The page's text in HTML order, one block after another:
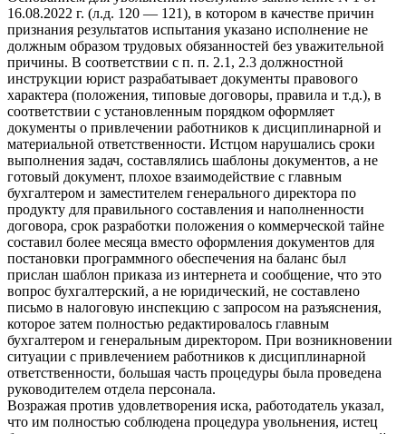
16.08.2022 г. (л.д. 120 — 121), в котором в качестве причин
признания результатов испытания указано исполнение не
должным образом трудовых обязанностей без уважительной
причины. В соответствии с п. п. 2.1, 2.3 должностной
инструкции юрист разрабатывает документы правового
характера (положения, типовые договоры, правила и т.д.), в
соответствии с установленным порядком оформляет
документы о привлечении работников к дисциплинарной и
материальной ответственности. Истцом нарушались сроки
выполнения задач, составлялись шаблоны документов, а не
готовый документ, плохое взаимодействие с главным
бухгалтером и заместителем генерального директора по
продукту для правильного составления и наполненности
договора, срок разработки положения о коммерческой тайне
составил более месяца вместо оформления документов для
постановки программного обеспечения на баланс был
прислан шаблон приказа из интернета и сообщение, что это
вопрос бухгалтерский, а не юридический, не составлено
письмо в налоговую инспекцию с запросом на разъяснения,
которое затем полностью редактировалось главным
бухгалтером и генеральным директором. При возникновении
ситуации с привлечением работников к дисциплинарной
ответственности, большая часть процедуры была проведена
руководителем отдела персонала.
Возражая против удовлетворения иска, работодатель указал,
что им полностью соблюдена процедура увольнения, истец